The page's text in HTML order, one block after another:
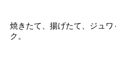
焼きたて、揚げたて、ジュ
ク。